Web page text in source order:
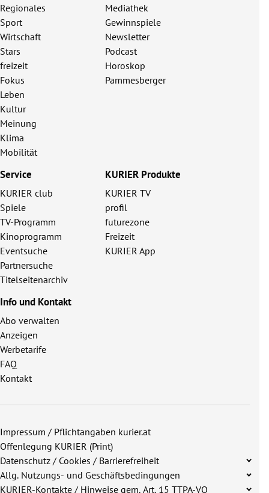
Regionales
Sport
Wirtschaft
Stars
freizeit
Fokus
Leben
Kultur
Meinung
Klima
Mobilität
Mediathek
Gewinnspiele
Newsletter
Podcast
Horoskop
Pammesberger
Service
KURIER club
Spiele
TV-Programm
Kinoprogramm
Eventsuche
Partnersuche
Titelseitenarchiv
KURIER Produkte
KURIER TV
profil
futurezone
Freizeit
KURIER App
Info und Kontakt
Abo verwalten
Anzeigen
Werbetarife
FAQ
Kontakt
Impressum / Pflichtangaben kurier.at
Offenlegung KURIER (Print)
Datenschutz / Cookies / Barrierefreiheit
Allg. Nutzungs- und Geschäftsbedingungen
KURIER-Kontakte / Hinweise gem. Art. 15 TTPA-VO